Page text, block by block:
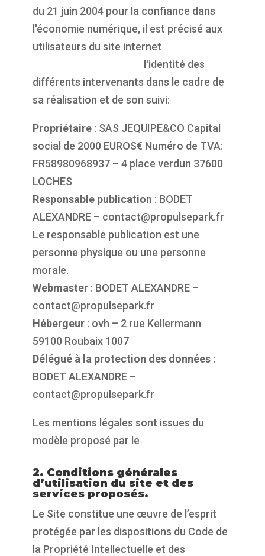
du 21 juin 2004 pour la confiance dans
l'économie numérique, il est précisé aux
utilisateurs du site internet
l'identité des
différents intervenants dans le cadre de
sa réalisation et de son suivi:
Propriétaire: SAS JEQUIPE&CO Capital
social de 2000 EUROS€ Numéro de TVA:
FR58980968937 – 4 place verdun 37600
LOCHES
Responsable publication : BODET
ALEXANDRE – contact@propulsepark.fr
Le responsable publication est une
personne physique ou une personne
morale.
Webmaster: BODET ALEXANDRE –
contact@propulsepark.fr
Hébergeur: ovh – 2 rue Kellermann
59100 Roubaix 1007
Délégué à la protection des données:
BODET ALEXANDRE –
contact@propulsepark.fr
Les mentions légales sont issues du
modèle proposé par le
2. Conditions générales
d’utilisation du site et des
services proposés.
Le Site constitue une œuvre de l’esprit
protégée par les dispositions du Code de
la Propriété Intellectuelle et des